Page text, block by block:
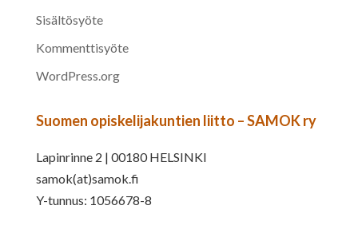
Sisältösyöte
Kommenttisyöte
WordPress.org
Suomen opiskelijakuntien liitto – SAMOK ry
Lapinrinne 2 | 00180 HELSINKI
samok(at)samok.fi
Y-tunnus: 1056678-8